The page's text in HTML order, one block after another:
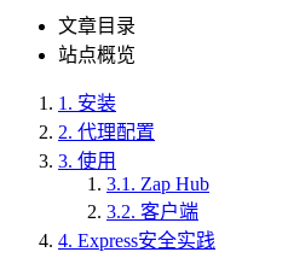
文章目录
站点概览
1. 安装
2. 代理配置
3. 使用
3.1. Zap Hub
3.2. 客户端
4. Express安全实践